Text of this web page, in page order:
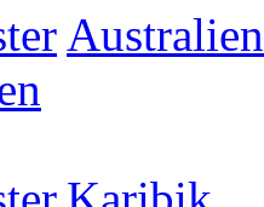
Australien